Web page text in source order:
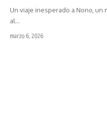
Un viaje inesperado a Nono, un
al…
marzo 6, 2026